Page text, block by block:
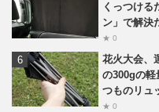
くっつける
ン」で解決
★ 0
花火大会、
の300gの軽
つものリュ
★ 0